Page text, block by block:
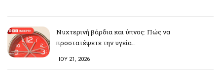
Νυχτερινή βάρδια και ύπνος: Πώς να
προστατέψετε την υγεία…
ΙΟΥ 21, 2026